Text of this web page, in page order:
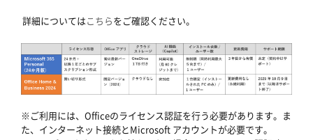
詳細についてはこちらをご確認ください。
※ご利用には、Officeのライセンス認証を行う必要があります。ま
た、インターネット接続とMicrosoft アカウントが必要です。